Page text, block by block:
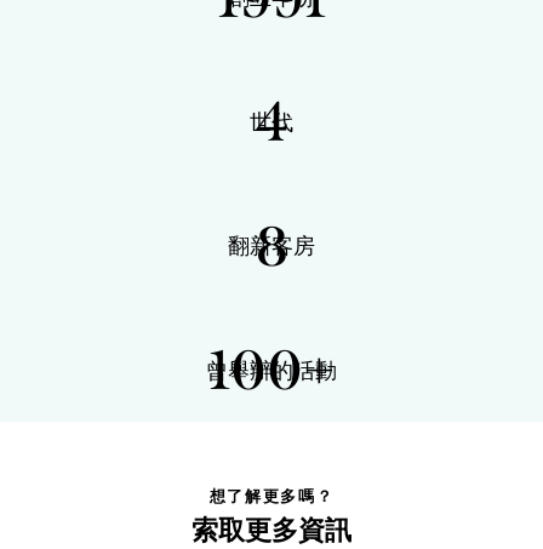
4
世代
8
翻新客房
100+
曾舉辦的活動
想了解更多嗎？
索取更多資訊